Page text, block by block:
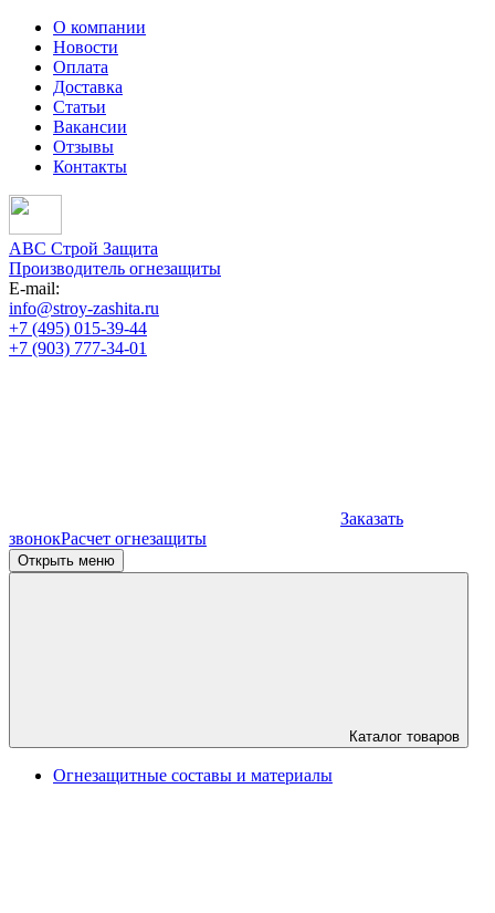
О компании
Новости
Оплата
Доставка
Статьи
Вакансии
Отзывы
Контакты
АВС Строй Защита
Производитель огнезащиты
E-mail:
info@stroy-zashita.ru
+7 (495) 015-39-44
+7 (903) 777-34-01
Заказать
звонокРасчет огнезащиты
Открыть меню
Каталог товаров
Огнезащитные составы и материалы